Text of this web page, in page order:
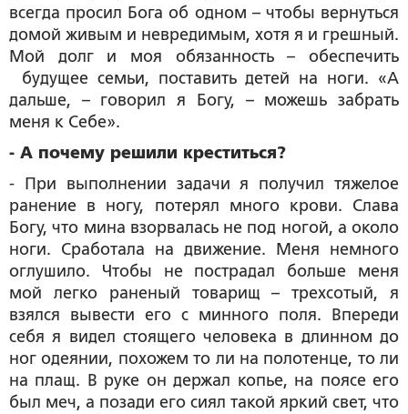
всегда просил Бога об одном – чтобы вернуться
домой живым и невредимым, хотя я и грешный.
Мой долг и моя обязанность – обеспечить
будущее семьи, поставить детей на ноги. «А
дальше, – говорил я Богу, – можешь забрать
меня к Себе».
- А почему решили креститься?
- При выполнении задачи я получил тяжелое
ранение в ногу, потерял много крови. Слава
Богу, что мина взорвалась не под ногой, а около
ноги. Сработала на движение. Меня немного
оглушило. Чтобы не пострадал больше меня
мой легко раненый товарищ – трехсотый, я
взялся вывести его с минного поля. Впереди
себя я видел стоящего человека в длинном до
ног одеянии, похожем то ли на полотенце, то ли
на плащ. В руке он держал копье, на поясе его
был меч, а позади его сиял такой яркий свет, что